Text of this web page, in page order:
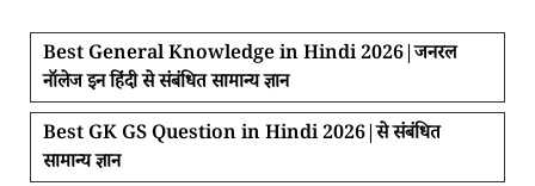
Best General Knowledge in Hindi 2026|जनरल
नॉलेज इन हिंदी से संबंधित सामान्य ज्ञान
Best GK GS Question in Hindi 2026|से संबंधित
सामान्य ज्ञान